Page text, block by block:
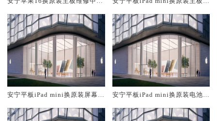
安宁平板iPad mini换原装屏幕服
安宁平板iPad mini换原装电池维